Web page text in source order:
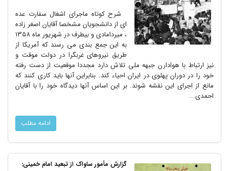
شرح کوتاه ماجرای اشغال سفارت عده
ای از دانشجویان مشخصا آقایان اصغر زاده
، میردامادی و بیطرف در شهریور ماه 1358
به این جمع بندی می رسند که آمریکا از
طریق نیروهای غربگرا در دولت موقت و
نیز ارتباط با هوادارن جبهه ملی تلاش دارد مجددا موقعیت از دست رفته
خود را در دوران پهلوی در ایران احیاء کند. بنابراین آنها باید کاری کنند که
مانع از اجرای این نقشه شوند. بر این اساس آنها دیدگاه خود را با آقایان
احمدی...
ادامه مطلب
گزارش مأمور ساواک از تبعید امام خمینی: